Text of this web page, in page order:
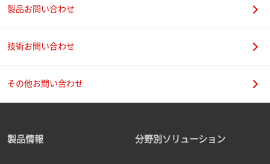
製品お問い合わせ
技術お問い合わせ
その他お問い合わせ
製品情報 分野別ソリューション